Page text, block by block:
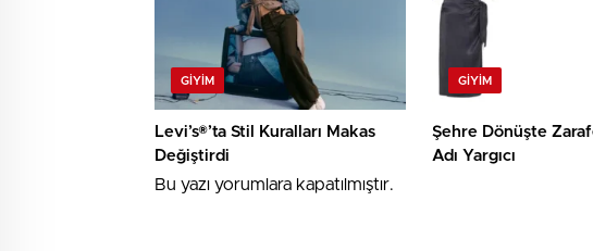
GIYIM
Levi’s®’ta Stil Kuralları Makas
Değiştirdi
GIYIM
Şehre Dönüşte
Adı Yargıcı
Bu yazı yorumlara kapatılmıştır.